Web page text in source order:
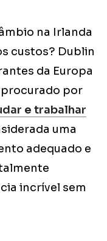
na Irlanda
custos? Dublin
da Europa
procurado por
e trabalhar
uma
adequado e
incrível sem